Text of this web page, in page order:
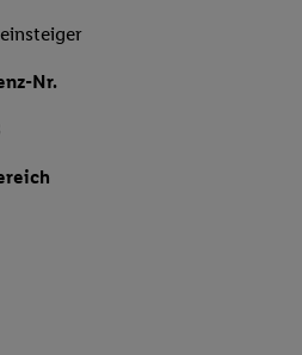
Nr.